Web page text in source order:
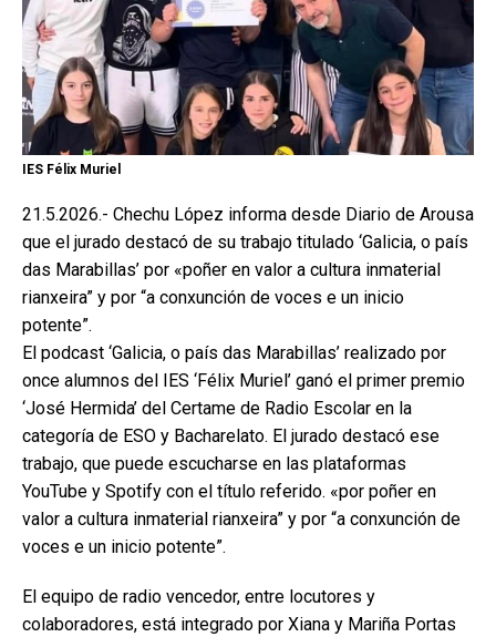
IES Félix Muriel
21.5.2026.- Chechu López informa desde Diario de Arousa
que el jurado destacó de su trabajo titulado ‘Galicia, o país
das Marabillas’ por «poñer en valor a cultura inmaterial
rianxeira” y por “a conxunción de voces e un inicio
potente”.
El podcast ‘Galicia, o país das Marabillas’ realizado por
once alumnos del IES ‘Félix Muriel’ ganó el primer premio
‘José Hermida’ del Certame de Radio Escolar en la
categoría de ESO y Bacharelato. El jurado destacó ese
trabajo, que puede escucharse en las plataformas
YouTube y Spotify con el título referido. «por poñer en
valor a cultura inmaterial rianxeira” y por “a conxunción de
voces e un inicio potente”.
El equipo de radio vencedor, entre locutores y
colaboradores, está integrado por Xiana y Mariña Portas